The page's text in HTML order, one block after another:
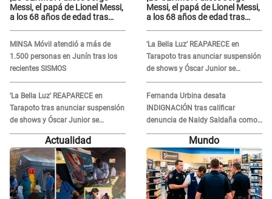
Messi, el papá de Lionel Messi,
a los 68 años de edad tras
MINSA Móvil atendió a más de
1.500 personas en Junín tras los
recientes SISMOS
'La Bella Luz' REAPARECE en
Tarapoto tras anunciar suspensión
de shows y Óscar Junior se
JUSTIFICA: "Por un error no vamos
a pagar todos"
Messi, el papá de Lionel Messi,
a los 68 años de edad tras
'La Bella Luz' REAPARECE en
Tarapoto tras anunciar suspensión
de shows y Óscar Junior se
JUSTIFICA: "Por un error no vamos
a pagar todos"
Fernanda Urbina desata
INDIGNACIÓN tras calificar
denuncia de Naldy Saldaña como
'acto bochornoso': "No es justo
atacar a otra mujer"
Actualidad Mundo